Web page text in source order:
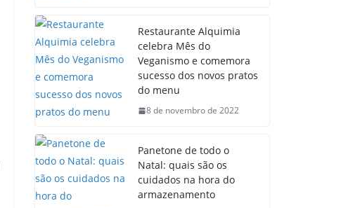
Restaurante Alquimia
celebra Mês do
Veganismo e comemora
sucesso dos novos pratos
do menu
8 de novembro de 2022
Panetone de todo o
Natal: quais são os
cuidados na hora do
armazenamento